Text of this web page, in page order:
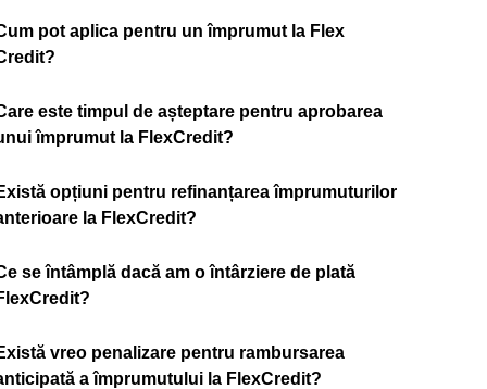
pot aplica pentru un împrumut la Flex
este timpul de așteptare pentru aprobarea
împrumut la FlexCredit?
opțiuni pentru refinanțarea împrumuturilor
la FlexCredit?
se întâmplă dacă am o întârziere de plată
vreo penalizare pentru rambursarea
a împrumutului la FlexCredit?